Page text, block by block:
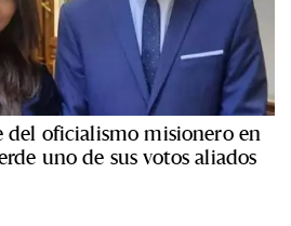
del oficialismo misionero en
uno de sus votos aliados